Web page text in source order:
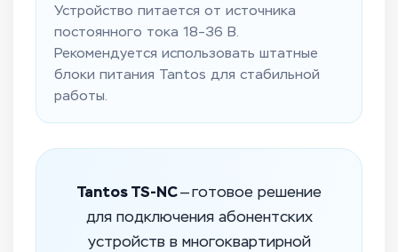
Устройство питается от источника
постоянного тока 18–36 В.
Рекомендуется использовать штатные
блоки питания Tantos для стабильной
работы.
Tantos TS-NC— готовое решение
для подключения абонентских
устройств в многоквартирной